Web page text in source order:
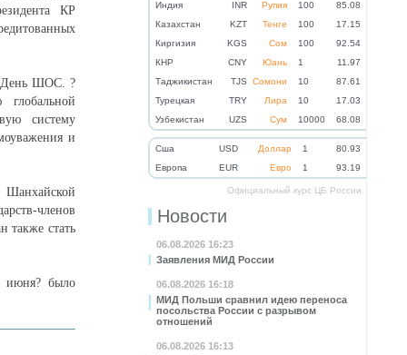
Индия
INR Рупия 100
85.08
Казахстан
KZT Тенге 100
17.15
Киргизия
KGS Сом 100
92.54
КНР
CNY Юань 1
11.97
Таджикистан
TJS Сомони 10
87.61
Турецкая
TRY Лира 10
17.03
Узбекистан
UZS Сум 10000 68.08
Cша USD Доллар 1
80.93
Eвропа
EUR Евро 1 93.19
Официальный курс ЦБ России
Новости
06.08.2026 16:23
Заявления МИД России
06.08.2026 16:18
МИД Польши сравнил идею переноса
посольства России с разрывом
отношений
06.08.2026 16:13
КР
День ШОС. ?
систему
и
Шанхайской
членов
стать
июня? было